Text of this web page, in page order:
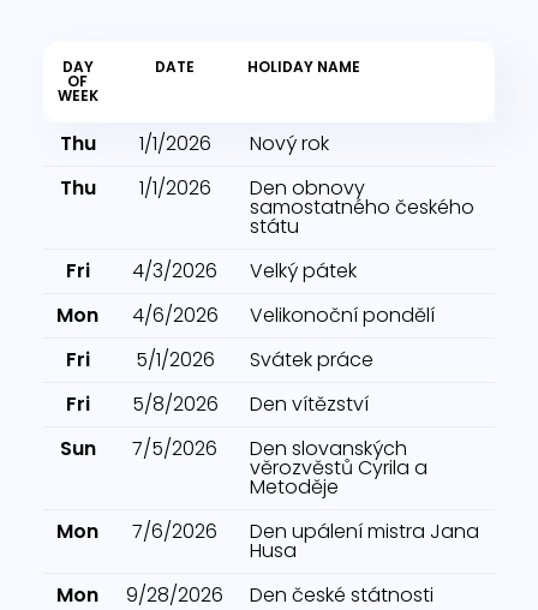
DAY
OF
WEEK
DATE HOLIDAY NAME
Thu 1/1/2026
Nový rok
Thu
1/1/2026 Den obnovy
samostatného českého
státu
Fri
4/3/2026
Velký pátek
Mon
4/6/2026
Velikonoční pondělí
Fri
5/1/2026
Svátek práce
Fri
5/8/2026
Den vítězství
Sun
7/5/2026 Den slovanských
věrozvěstů Cyrila a
Metoděje
Mon
7/6/2026 Den upálení mistra Jana
Husa
Mon
9/28/2026
Den české státnosti